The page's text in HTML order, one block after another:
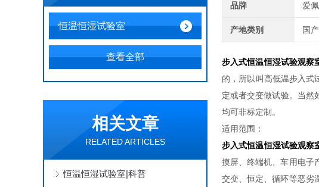
恒温恒湿试验室
查看全部
相关文章
RELATED ARTICLES
恒温恒湿试验室|科普
品牌 爱
产地类别 国产
步入式恒温恒湿试验观察
的，所以叫高低温步入
定或者交变做试验。当然
均可非标定制。
适用范围：
步入式恒温恒湿试验观察
摸屏、终端机、车用电子
交变、恒定、循环等恶劣